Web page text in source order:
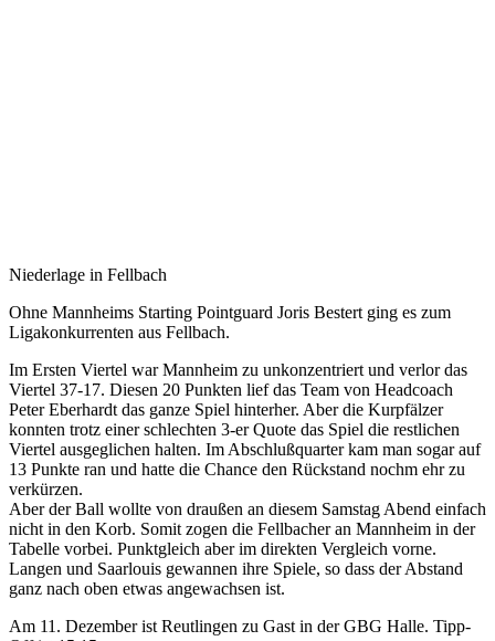
Niederlage in Fellbach
Ohne Mannheims Starting Pointguard Joris Bestert ging es zum
Ligakonkurrenten aus Fellbach.
Im Ersten Viertel war Mannheim zu unkonzentriert und verlor das
Viertel 37-17. Diesen 20 Punkten lief das Team von Headcoach
Peter Eberhardt das ganze Spiel hinterher. Aber die Kurpfälzer
konnten trotz einer schlechten 3-er Quote das Spiel die restlichen
Viertel ausgeglichen halten. Im Abschlußquarter kam man sogar auf
13 Punkte ran und hatte die Chance den Rückstand nochm ehr zu
verkürzen.
Aber der Ball wollte von draußen an diesem Samstag Abend einfach
nicht in den Korb. Somit zogen die Fellbacher an Mannheim in der
Tabelle vorbei. Punktgleich aber im direkten Vergleich vorne.
Langen und Saarlouis gewannen ihre Spiele, so dass der Abstand
ganz nach oben etwas angewachsen ist.
Am 11. Dezember ist Reutlingen zu Gast in der GBG Halle. Tipp-